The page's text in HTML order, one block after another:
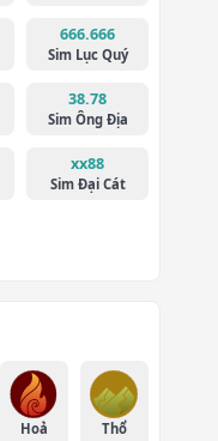
666.666
Sim Lục Quý
38.78
Sim Ông Địa
xx88
Sim Đại Cát
Hoả Thổ